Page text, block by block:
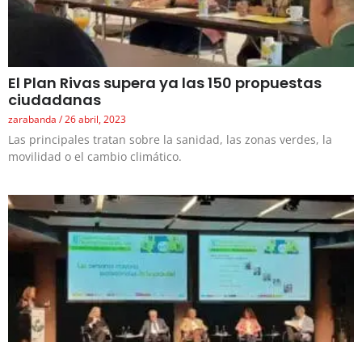
El Plan Rivas supera ya las 150 propuestas
ciudadanas
zarabanda 26 abril, 2023
Las principales tratan sobre la sanidad, las zonas verdes, la
movilidad o el cambio climático.